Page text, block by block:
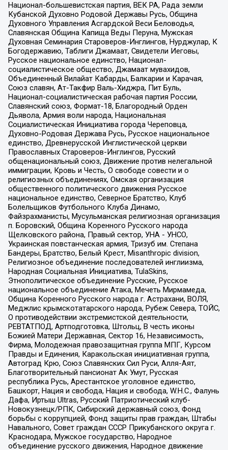
Национал-большевистская партия, ВЕК РА, Рада земли
Кубанской Духовно Родовой Державы Русь, Община
Духовного Управления Асгардской Веси Беловодья,
Славянская Община Капища Веды Перуна, Мужская
Духовная Семинария Староверов-Инглингов, Нурджулар, К
Богодержавию, Таблиги Джамаат, Свидетели Иеговы,
Русское национальное единство, Национал-
социалистическое общество, Джамаат мувахидов,
Объединенный Вилайат Кабарды, Балкарии и Карачая,
Союз славян, Ат-Такфир Валь-Хиджра, Пит Буль,
Национал-социалистическая рабочая партия России,
Славянский союз, Формат-18, Благородный Орден
Дьявола, Армия воли народа, Национальная
Социалистическая Инициатива города Череповца,
Духовно-Родовая Держава Русь, Русское национальное
единство, Древнерусской Инглистической церкви
Православных Староверов-Инглингов, Русский
общенациональный союз, Движение против нелегальной
иммиграции, Кровь и Честь, О свободе совести и о
религиозных объединениях, Омская организация
общественного политического движения Русское
национальное единство, Северное Братство, Клуб
Болельщиков Футбольного Клуба Динамо,
Файзрахманисты, Мусульманская религиозная организация
п. Боровский, Община Коренного Русского народа
Щелковского района, Правый сектор, УНА - УНСО,
Украинская повстанческая армия, Тризуб им. Степана
Бандеры, Братство, Белый Крест, Misanthropic division,
Религиозное объединение последователей инглиизма,
Народная Социальная Инициатива, TulaSkins,
Этнополитическое объединение Русские, Русское
национальное объединение Атака, Мечеть Мирмамеда,
Община Коренного Русского народа г. Астрахани, ВОЛЯ,
Меджлис крымскотатарского народа, Рубеж Севера, ТОЙС,
О противодействии экстремистской деятельности,
РЕВТАТПОД, Артподготовка, Штольц, В честь иконы
Божией Матери Державная, Сектор 16, Независимость,
Фирма, Молодежная правозащитная группа МПГ, Курсом
Правды и Единения, Каракольская инициативная группа,
Автоград Крю, Союз Славянских Сил Руси, Алля-Аят,
Благотворительный пансионат Ак Умут, Русская
республика Русь, Арестантское уголовное единство,
Башкорт, Нация и свобода, Нация и свобода, W.H.С., Фалунь
Дафа, Иртыш Ultras, Русский Патриотический клуб-
Новокузнецк/РПК, Сибирский державный союз, Фонд
борьбы с коррупцией, Фонд защиты прав граждан, Штабы
Навального, Совет граждан СССР Прикубанского округа г.
Краснодара, Мужское государство, Народное
объединение русского движения, Народное движение